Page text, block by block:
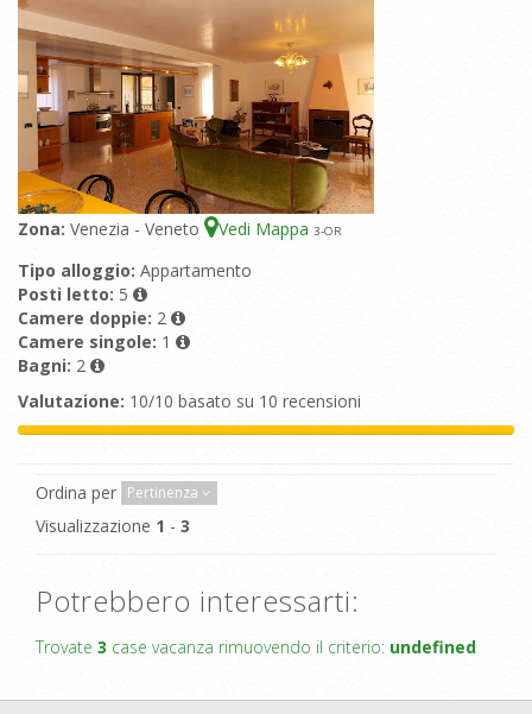
Zona: Venezia - Veneto Vedi Mappa 3-OR
Tipo alloggio: Appartamento
Posti letto: 5
Camere doppie: 2
Camere singole: 1
Bagni: 2
Valutazione: 10/10 basato su 10 recensioni
Ordina per Pertinenza
Visualizzazione 1 - 3
Potrebbero interessarti:
Trovate 3 case vacanza rimuovendo il criterio: undefined